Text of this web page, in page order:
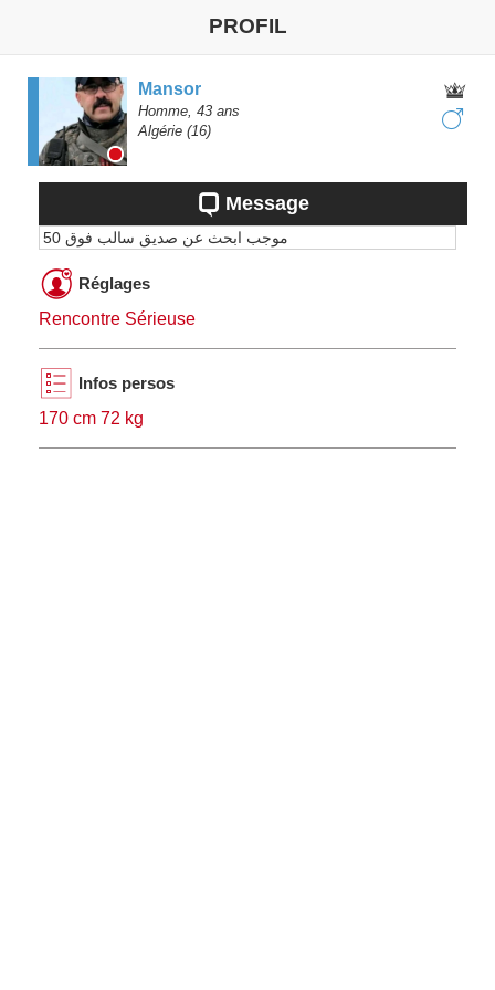
PROFIL
Mansor
Homme, 43 ans
Algérie (16)
Message
موجب ابحث عن صديق سالب فوق 50
Réglages
Rencontre Sérieuse
Infos persos
170 cm 72 kg